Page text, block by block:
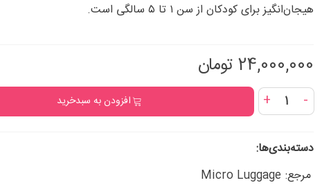
هیجان‌انگیز برای کودکان از سن ۱ تا ۵ سالگی است.
24,000,000 تومان
-
+ افزودن به سبدخرید
دسته‌بندی‌ها:
مرجع: Micro Luggage